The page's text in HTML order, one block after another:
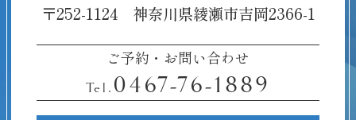
〒252-1124 神奈川県綾瀬市吉岡2366-1
ご予約・お問い合わせ
Tel. 0467-76-1889